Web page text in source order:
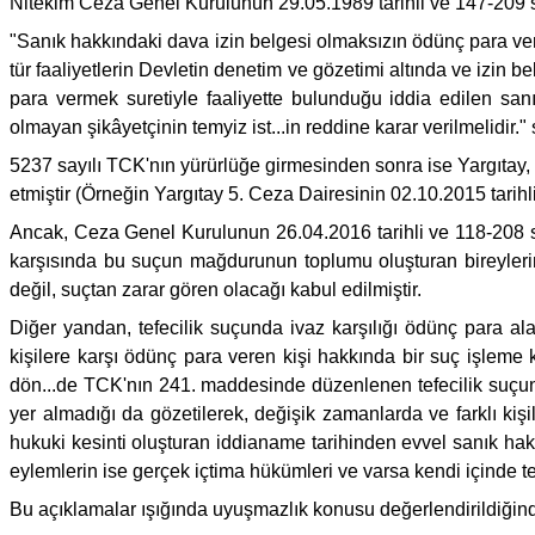
"Sanık hakkındaki dava izin belgesi olmaksızın ödünç para
tür faaliyetlerin Devletin denetim ve gözetimi altında ve izin
para vermek suretiyle faaliyette bulunduğu iddia edilen
olmayan şikâyetçinin temyiz ist...in reddine karar verilmelidir."
5237 sayılı TCK'nın yürürlüğe girmesinden sonra ise
etmiştir (Örneğin Yargıtay 5. Ceza Dairesinin 02.10.2015
Ancak, Ceza Genel Kurulunun 26.04.2016 tarihli ve 118-208
karşısında bu suçun mağdurunun toplumu oluşturan
değil, suçtan zarar gören olacağı kabul edilmiştir.
Diğer yandan, tefecilik suçunda ivaz karşılığı ödünç para
kişilere karşı ödünç para veren kişi hakkında bir suç
dön...de TCK'nın 241. maddesinde düzenlenen tefecilik
yer almadığı da gözetilerek, değişik zamanlarda ve farklı
hukuki kesinti oluşturan iddianame tarihinden evvel sanık
eylemlerin ise gerçek içtima hükümleri ve varsa kendi içinde
Bu açıklamalar ışığında uyuşmazlık konusu